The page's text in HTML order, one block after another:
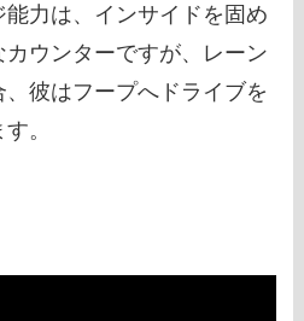
力は、インサイドを固め
ウンターですが、レーン
彼はフープへドライブを
。